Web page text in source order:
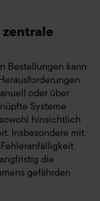
Bestellungen kann
oder über
Systeme
hinsichtlich
Insbesondere mit
die
gefährden